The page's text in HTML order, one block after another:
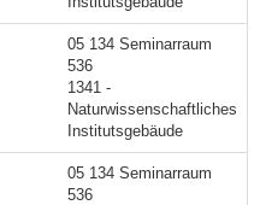
05 134 Seminarraum
536
1341 -
Naturwissenschaftliches
Institutsgebäude
05 134 Seminarraum
536